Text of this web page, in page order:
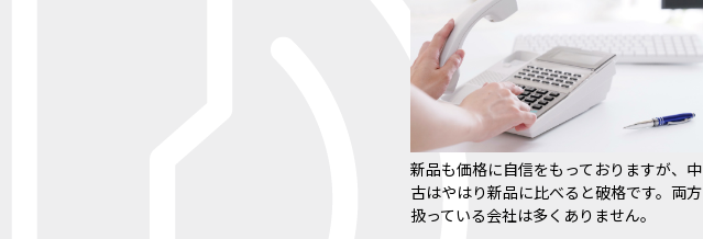
新品も価格に自信をもっておりますが、中
古はやはり新品に比べると破格です。両方
扱っている会社は多くありません。